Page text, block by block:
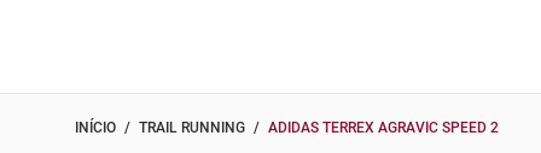
INÍCIO TRAIL RUNNING ADIDAS TERREX AGRAVIC SPEED 2